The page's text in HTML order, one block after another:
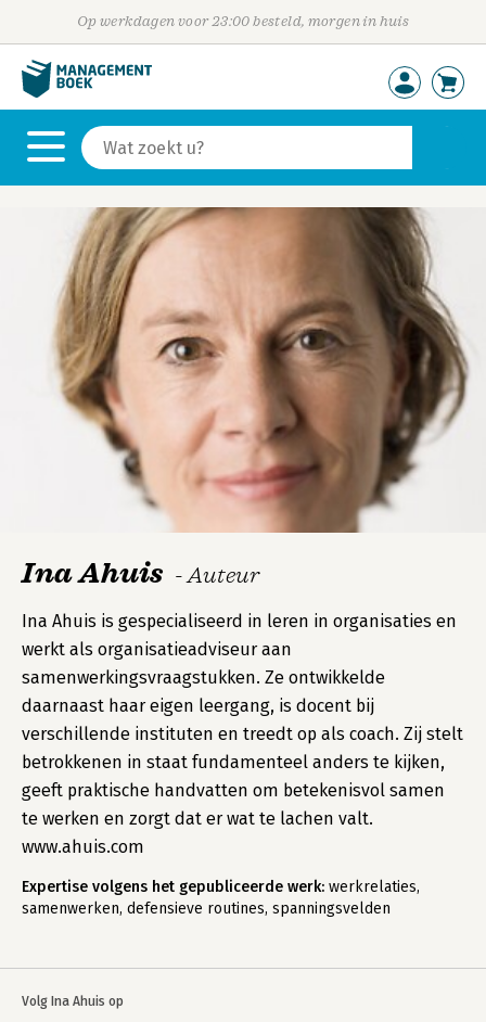
Op werkdagen voor 23:00 besteld, morgen in huis
Volg Ina Ahuis op
Ina Ahuis - Auteur
Ina Ahuis is gespecialiseerd in leren in organisaties en
werkt als organisatieadviseur aan
samenwerkingsvraagstukken. Ze ontwikkelde
daarnaast haar eigen leergang, is docent bij
verschillende instituten en treedt op als coach. Zij stelt
betrokkenen in staat fundamenteel anders te kijken,
geeft praktische handvatten om betekenisvol samen
te werken en zorgt dat er wat te lachen valt.
www.ahuis.com
Expertise volgens het gepubliceerde werk: werkrelaties,
samenwerken, defensieve routines, spanningsvelden